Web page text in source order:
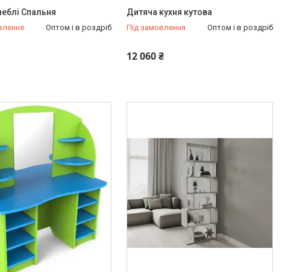
Спальня
Оптом і в роздріб
Дитяча кухня кутова
Під замовлення Оптом і в роздріб
12 060 ₴